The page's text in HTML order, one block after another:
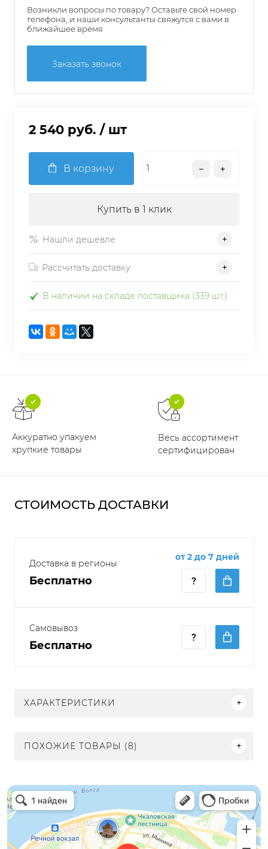
Возникли вопросы по товару? Оставьте свой номер
телефона, и наши консультанты свяжутся с вами в
ближайшее время
Заказать звонок
2 540 руб. / шт
В корзину
Купить в 1 клик
Нашли дешевле
Рассчитать доставку
В наличии на складе поставщика (339 шт.)
Аккуратно упакуем
хрупкие товары
Весь ассортимент
сертифицирован
СТОИМОСТЬ ДОСТАВКИ
Доставка в регионы
Бесплатно
от 2 до 7 дней
Самовывоз
Бесплатно
ХАРАКТЕРИСТИКИ
ПОХОЖИЕ ТОВАРЫ (8)
Электрон
Светильники в Нижнем Новгороде
Электротехническая продукция в Нижнем Новгороде